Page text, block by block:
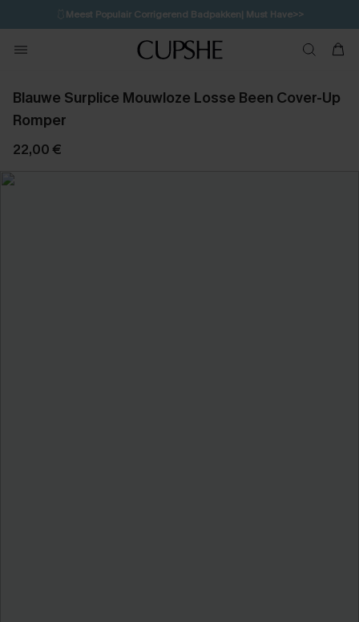
🩱Meest Populair Corrigerend Badpakken| Must Have>>
💌Abonneer je & ontvang tot 15% korting>>
Koop 3, krijg 15% korting | CODE: SW15
Blauwe Surplice Mouwloze Losse Been Cover-Up
Romper
22,00 €